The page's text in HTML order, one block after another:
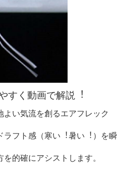
すく動画で解説︕
い気流を創るエアフレック
ラフト感（寒い︕暑い︕）を瞬
的確にアシストします。